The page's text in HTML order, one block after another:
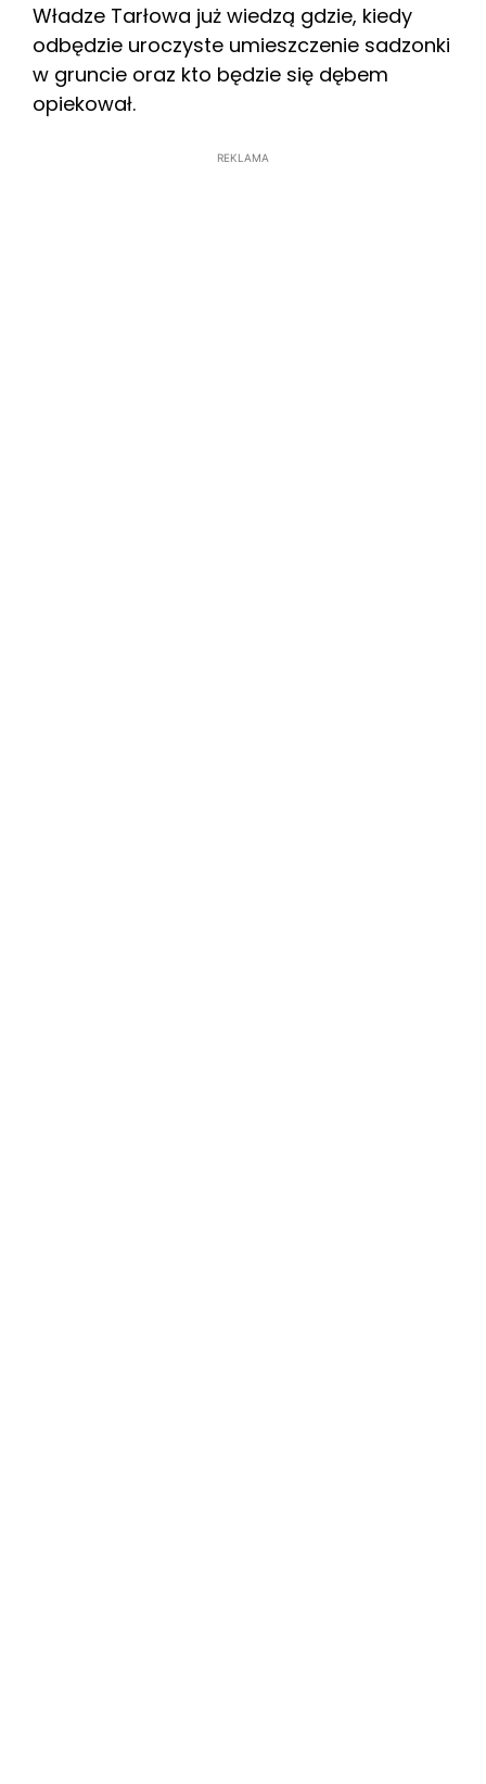
Władze Tarłowa już wiedzą gdzie, kiedy
odbędzie uroczyste umieszczenie sadzonki
w gruncie oraz kto będzie się dębem
opiekował.
REKLAMA